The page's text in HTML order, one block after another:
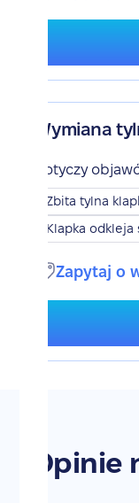
Wymiana
Dotyczy
Zbita tylna
Klapka odkleja
Zapytaj o